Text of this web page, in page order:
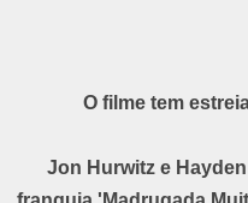
O filme tem
Jon Hurwitz e